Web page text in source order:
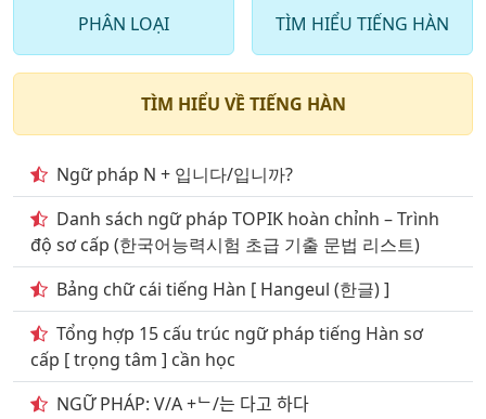
. Từ vựng tiếng hàn trong ngân hàng 2000 câu hỏi
phần 10
. Từ vựng tiếng hàn trong ngân hàng 2000 câu
12. Từ vựng tiếng hàn trong ngân hàng 2000 câu
phần 12
13. Từ vựng tiếng hàn trong ngân hàng 2000 câu
phần 13
14. Từ vựng tiếng hàn ở ngân hàng 2000 câu phần 14
15. Từ vựng tiếng hàn trong ngân hàng 2000 câu
phần 15
PHÂN LOẠI TÌM HIỂU TIẾNG HÀN
TÌM HIỂU VỀ TIẾNG HÀN
Ngữ pháp N + 입니다/입니까?
Danh sách ngữ pháp TOPIK hoàn chỉnh – Trình
độ sơ cấp (한국어능력시험 초급 기출 문법 리스트)
Bảng chữ cái tiếng Hàn [ Hangeul (한글) ]
Tổng hợp 15 cấu trúc ngữ pháp tiếng Hàn sơ
cấp [ trọng tâm ] cần học
NGỮ PHÁP: V/A +ᄂ/는 다고 하다